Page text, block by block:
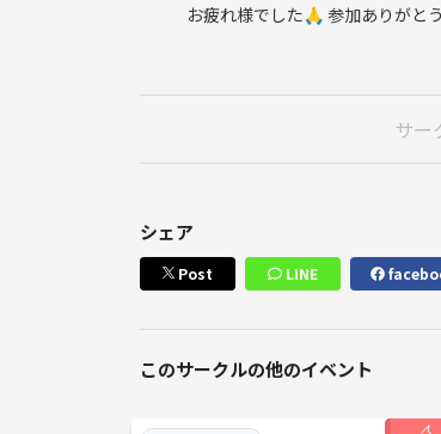
お疲れ様でした🙏 参加ありがと
サー
シェア
Post LINE
このサークルの他のイベント